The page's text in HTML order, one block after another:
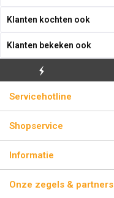
Klanten kochten ook
Klanten bekeken ook
BLIKSEMVERZENDING
Servicehotline
Shopservice
Informatie
Onze zegels & partners